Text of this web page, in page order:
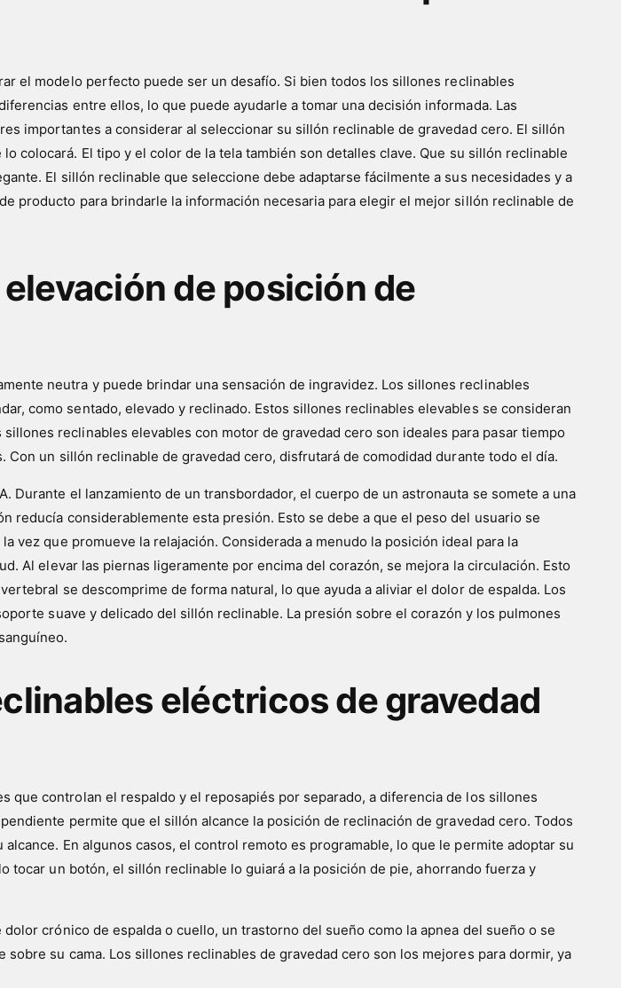
el modelo perfecto puede ser un desafío. Si bien todos los sillones reclinables
entre ellos, lo que puede ayudarle a tomar una decisión informada. Las
importantes a considerar al seleccionar su sillón reclinable de gravedad cero. El sillón
colocará. El tipo y el color de la tela también son detalles clave. Que su sillón reclinable
El sillón reclinable que seleccione debe adaptarse fácilmente a sus necesidades y a
producto para brindarle la información necesaria para elegir el mejor sillón reclinable de
de posición de
neutra y puede brindar una sensación de ingravidez. Los sillones reclinables
como sentado, elevado y reclinado. Estos sillones reclinables elevables se consideran
reclinables elevables con motor de gravedad cero son ideales para pasar tiempo
un sillón reclinable de gravedad cero, disfrutará de comodidad durante todo el día.
el lanzamiento de un transbordador, el cuerpo de un astronauta se somete a una
reducía considerablemente esta presión. Esto se debe a que el peso del usuario se
que promueve la relajación. Considerada a menudo la posición ideal para la
Al elevar las piernas ligeramente por encima del corazón, se mejora la circulación. Esto
se descomprime de forma natural, lo que ayuda a aliviar el dolor de espalda. Los
suave y delicado del sillón reclinable. La presión sobre el corazón y los pulmones
eléctricos de gravedad
controlan el respaldo y el reposapiés por separado, a diferencia de los sillones
permite que el sillón alcance la posición de reclinación de gravedad cero. Todos
En algunos casos, el control remoto es programable, lo que le permite adoptar su
un botón, el sillón reclinable lo guiará a la posición de pie, ahorrando fuerza y
crónico de espalda o cuello, un trastorno del sueño como la apnea del sueño o se
su cama. Los sillones reclinables de gravedad cero son los mejores para dormir, ya